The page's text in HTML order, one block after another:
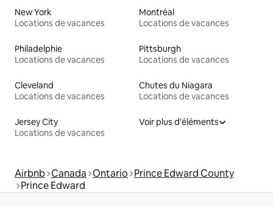
New York
Locations de vacances
Montréal
Locations de vacances
Philadelphie
Locations de vacances
Pittsburgh
Locations de vacances
Cleveland
Locations de vacances
Chutes du Niagara
Locations de vacances
Jersey City
Locations de vacances
Voir plus d'éléments
Airbnb Canada Ontario Prince Edward County
Prince Edward